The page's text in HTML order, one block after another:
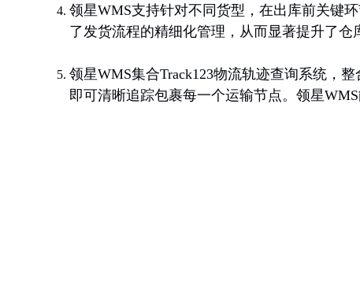
领星WMS支持针对不同货型，在出库前关键
了发货流程的精细化管理，从而显著提升了仓
领星WMS集合Track123物流轨迹查询系统，
即可清晰追踪包裹每一个运输节点。领星